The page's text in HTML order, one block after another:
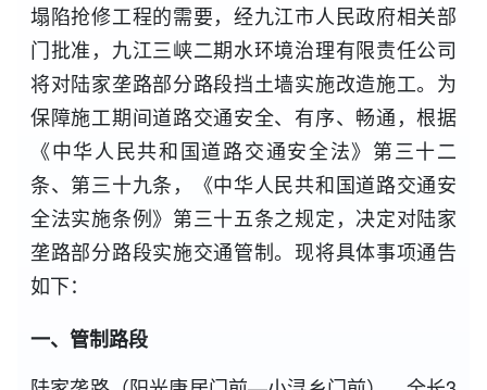
塌陷抢修工程的需要，经九江市人民政府相关部
门批准，九江三峡二期水环境治理有限责任公司
将对陆家垄路部分路段挡土墙实施改造施工。为
保障施工期间道路交通安全、有序、畅通，根据
《中华人民共和国道路交通安全法》第三十二
条、第三十九条，《中华人民共和国道路交通安
全法实施条例》第三十五条之规定，决定对陆家
垄路部分路段实施交通管制。现将具体事项通告
如下：
一、管制路段